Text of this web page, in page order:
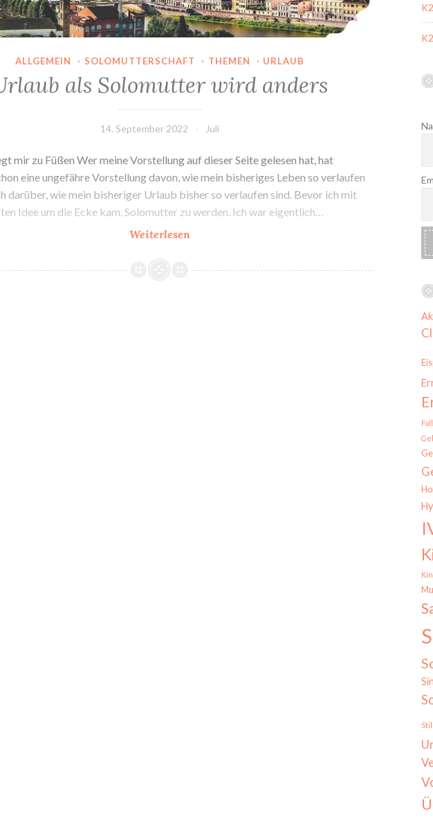
ALLGEMEIN · SOLOMUTTERSCHAFT · THEMEN · URLAUB
als Solomutter wird anders
14. September 2022 Juli
mir zu Füßen Wer meine Vorstellung auf dieser Seite gelesen hat, hat
eine ungefähre Vorstellung davon, wie mein bisheriges Leben so verlaufen
darüber, wie mein bisheriger Urlaub bisher so verlaufen sind. Bevor ich mit
Idee um die Ecke kam, Solomutter zu werden. Ich war eigentlich…
WeiterlesenUrlaub
Solomutter